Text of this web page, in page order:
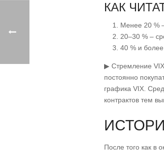
КАК
Менее 20 %
20–30 % –
40 % и
▶ Стремление VIX
постоянно
графика VIX.
контрактов тем
После того как в